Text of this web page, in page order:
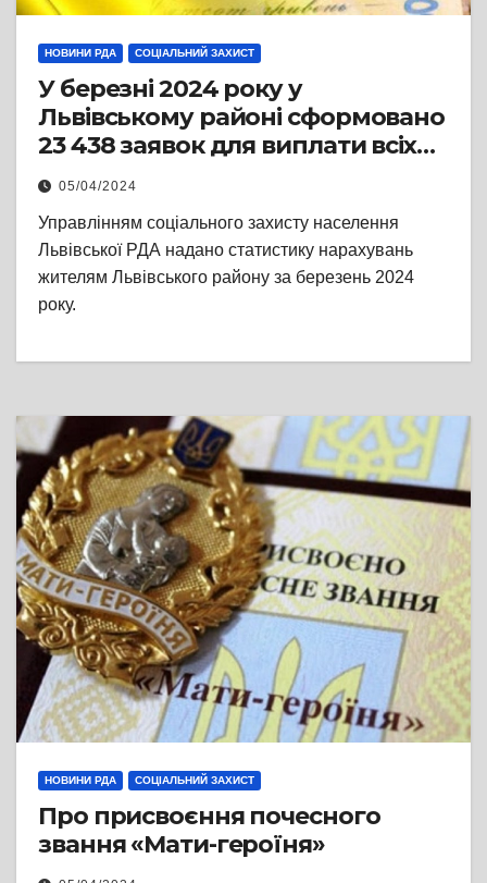
НОВИНИ РДА СОЦІАЛЬНИЙ ЗАХИСТ
У березні 2024 року у
Львівському районі сформовано
23 438 заявок для виплати всіх
видів державних соціальних
допомог
05/04/2024
Управлінням соціального захисту населення
Львівської РДА надано статистику нарахувань
жителям Львівського району за березень 2024
року.
НОВИНИ РДА СОЦІАЛЬНИЙ ЗАХИСТ
Про присвоєння почесного
звання «Мати-героїня»